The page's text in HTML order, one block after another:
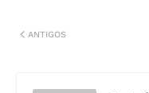
ANTIGOS